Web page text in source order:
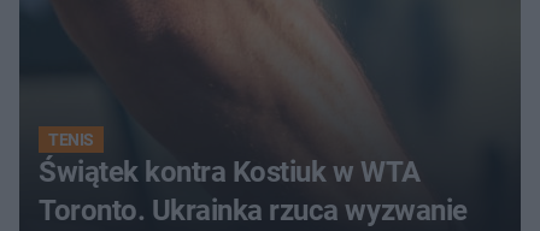
TENIS
Świątek kontra Kostiuk w WTA
Toronto. Ukrainka rzuca wyzwanie